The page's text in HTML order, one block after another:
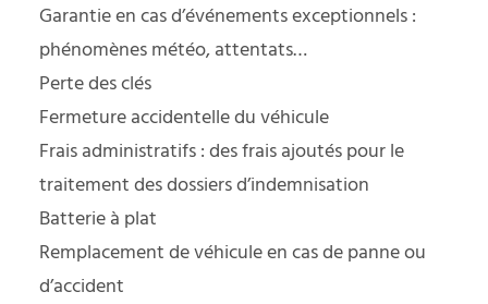
Garantie en cas d’événements exceptionnels :
phénomènes météo, attentats…
Perte des clés
Fermeture accidentelle du véhicule
Frais administratifs : des frais ajoutés pour le
traitement des dossiers d’indemnisation
Batterie à plat
Remplacement de véhicule en cas de panne ou
d’accident